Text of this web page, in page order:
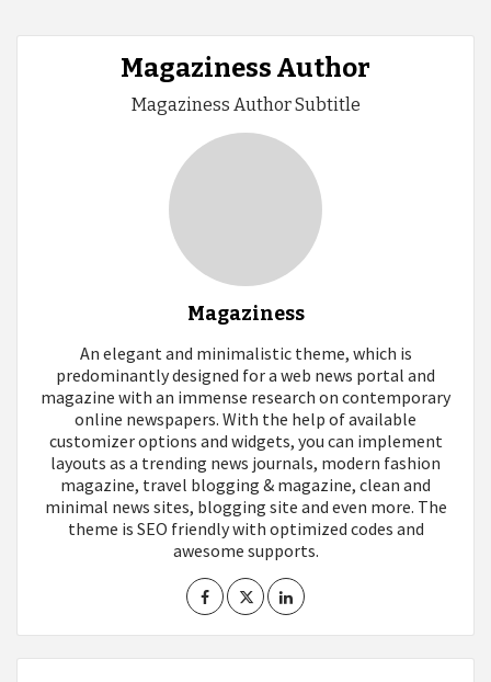
Magaziness Author
Magaziness Author Subtitle
Magaziness
An elegant and minimalistic theme, which is
predominantly designed for a web news portal and
magazine with an immense research on contemporary
online newspapers. With the help of available
customizer options and widgets, you can implement
layouts as a trending news journals, modern fashion
magazine, travel blogging & magazine, clean and
minimal news sites, blogging site and even more. The
theme is SEO friendly with optimized codes and
awesome supports.